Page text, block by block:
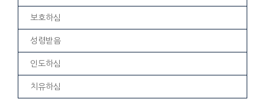
보호하심
성령받음
인도하심
치유하심